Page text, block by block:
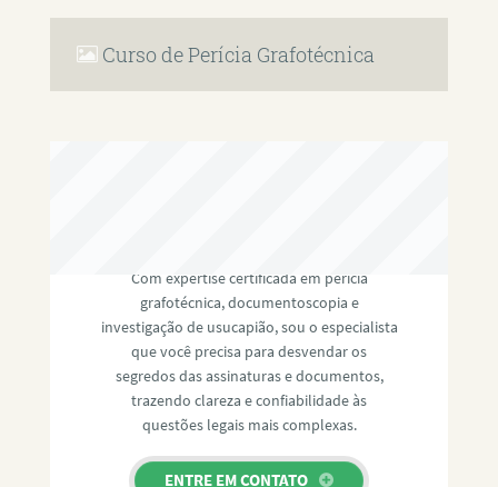
Curso de Perícia Grafotécnica
Com expertise certificada em perícia
grafotécnica, documentoscopia e
investigação de usucapião, sou o especialista
que você precisa para desvendar os
segredos das assinaturas e documentos,
trazendo clareza e confiabilidade às
questões legais mais complexas.
ENTRE EM CONTATO